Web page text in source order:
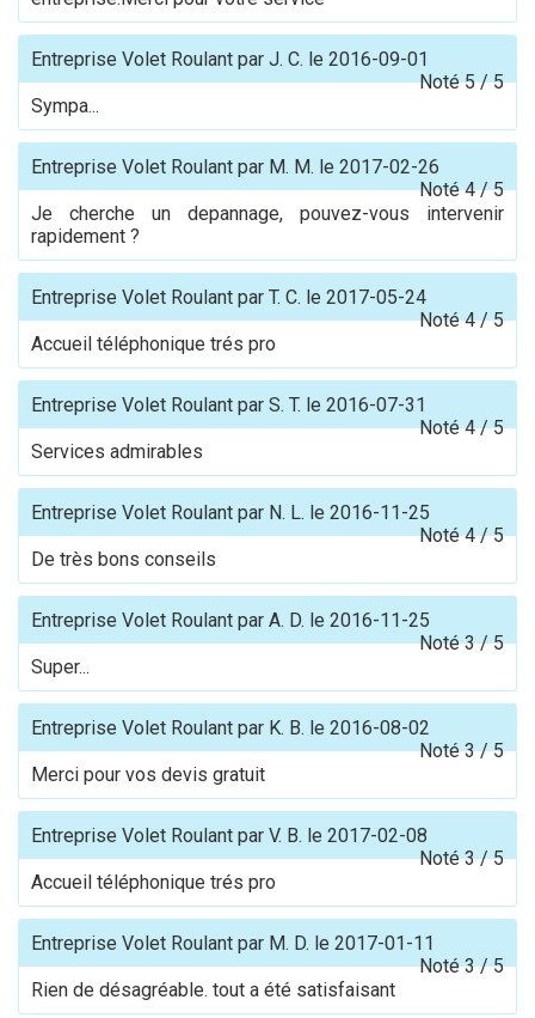
Entreprise Volet Roulant par J. C. le 2016-09-01
Noté5/5
Sympa...
Entreprise Volet Roulant par M. M. le 2017-02-26
Noté4/5
Je cherche un depannage, pouvez-vous intervenir
rapidement ?
Entreprise Volet Roulant par T. C. le 2017-05-24
Noté4/5
Accueil téléphonique trés pro
Entreprise Volet Roulant par S. T. le 2016-07-31
Noté4/5
Services admirables
Entreprise Volet Roulant par N. L. le 2016-11-25
Noté4/5
De très bons conseils
Entreprise Volet Roulant par A. D. le 2016-11-25
Noté3/5
Super...
Entreprise Volet Roulant par K. B. le 2016-08-02
Noté3/5
Merci pour vos devis gratuit
Entreprise Volet Roulant par V. B. le 2017-02-08
Noté3/5
Accueil téléphonique trés pro
Entreprise Volet Roulant par M. D. le 2017-01-11
Noté3/5
Rien de désagréable. tout a été satisfaisant